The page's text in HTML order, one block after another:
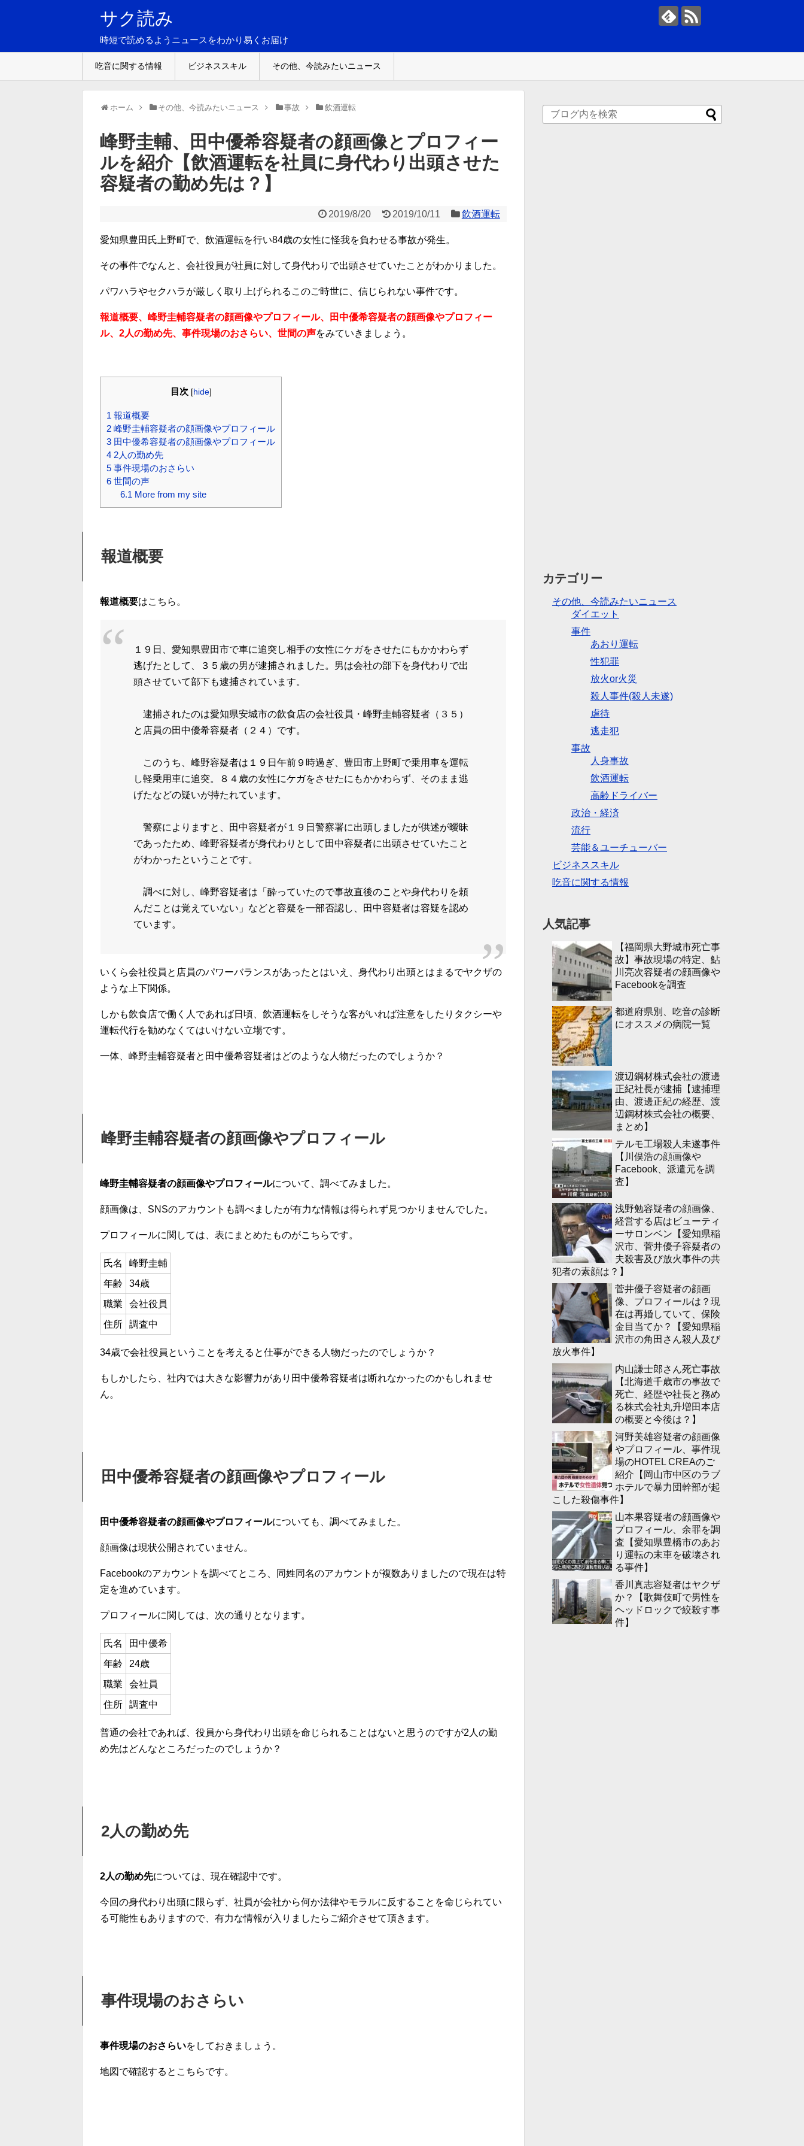
サク読み
時短で読めるようニュースをわかり易くお届け
吃音に関する情報 ビジネススキル その他、今読みたいニュース
ホーム その他、今読みたいニュース 事故 飲酒運転
峰野圭輔、田中優希容疑者の顔画像とプロフィー
ルを紹介【飲酒運転を社員に身代わり出頭させた
容疑者の勤め先は？】
2019/8/20 2019/10/11 飲酒運転
愛知県豊田氏上野町で、飲酒運転を行い84歳の女性に怪我を負わせる事故が発生。
その事件でなんと、会社役員が社員に対して身代わりで出頭させていたことがわかりました。
パワハラやセクハラが厳しく取り上げられるこのご時世に、信じられない事件です。
報道概要、峰野圭輔容疑者の顔画像やプロフィール、田中優希容疑者の顔画像やプロフィー
ル、2人の勤め先、事件現場のおさらい、世間の声をみていきましょう。
目次 [hide]
1 報道概要
2 峰野圭輔容疑者の顔画像やプロフィール
3 田中優希容疑者の顔画像やプロフィール
4 2人の勤め先
5 事件現場のおさらい
6 世間の声
6.1 More from my site
報道概要
報道概要はこちら。
１９日、愛知県豊田市で車に追突し相手の女性にケガをさせたにもかかわらず
逃げたとして、３５歳の男が逮捕されました。男は会社の部下を身代わりで出
頭させていて部下も逮捕されています。
逮捕されたのは愛知県安城市の飲食店の会社役員・峰野圭輔容疑者（３５）
と店員の田中優希容疑者（２４）です。
このうち、峰野容疑者は１９日午前９時過ぎ、豊田市上野町で乗用車を運転
し軽乗用車に追突。８４歳の女性にケガをさせたにもかかわらず、そのまま逃
げたなどの疑いが持たれています。
警察によりますと、田中容疑者が１９日警察署に出頭しましたが供述が曖昧
であったため、峰野容疑者が身代わりとして田中容疑者に出頭させていたこと
がわかったということです。
調べに対し、峰野容疑者は「酔っていたので事故直後のことや身代わりを頼
んだことは覚えていない」などと容疑を一部否認し、田中容疑者は容疑を認め
ています。
いくら会社役員と店員のパワーバランスがあったとはいえ、身代わり出頭とはまるでヤクザの
ような上下関係。
しかも飲食店で働く人であれば日頃、飲酒運転をしそうな客がいれば注意をしたりタクシーや
運転代行を勧めなくてはいけない立場です。
一体、峰野圭輔容疑者と田中優希容疑者はどのような人物だったのでしょうか？
峰野圭輔容疑者の顔画像やプロフィール
峰野圭輔容疑者の顔画像やプロフィールについて、調べてみました。
顔画像は、SNSのアカウントも調べましたが有力な情報は得られず見つかりませんでした。
プロフィールに関しては、表にまとめたものがこちらです。
氏名
峰野圭輔
年齢
34歳
職業
会社役員
住所
調査中
34歳で会社役員ということを考えると仕事ができる人物だったのでしょうか？
もしかしたら、社内では大きな影響力があり田中優希容疑者は断れなかったのかもしれませ
ん。
田中優希容疑者の顔画像やプロフィール
田中優希容疑者の顔画像やプロフィールについても、調べてみました。
顔画像は現状公開されていません。
Facebookのアカウントを調べてところ、同姓同名のアカウントが複数ありましたので現在は特
定を進めています。
プロフィールに関しては、次の通りとなります。
氏名
田中優希
年齢
24歳
職業
会社員
住所
調査中
普通の会社であれば、役員から身代わり出頭を命じられることはないと思うのですが2人の勤
め先はどんなところだったのでしょうか？
2人の勤め先
2人の勤め先については、現在確認中です。
今回の身代わり出頭に限らず、社員が会社から何か法律やモラルに反することを命じられてい
る可能性もありますので、有力な情報が入りましたらご紹介させて頂きます。
事件現場のおさらい
事件現場のおさらいをしておきましょう。
地図で確認するとこちらです。
カテゴリー
その他、今読みたいニュース
ダイエット
事件
あおり運転
性犯罪
放火or火災
殺人事件(殺人未遂)
虐待
逃走犯
事故
人身事故
飲酒運転
高齢ドライバー
政治・経済
流行
芸能＆ユーチューバー
ビジネススキル
吃音に関する情報
人気記事
【福岡県大野城市死亡事
故】事故現場の特定、鮎
川亮次容疑者の顔画像や
Facebookを調査
都道府県別、吃音の診断
にオススメの病院一覧
渡辺鋼材株式会社の渡邊
正紀社長が逮捕【逮捕理
由、渡邊正紀の経歴、渡
辺鋼材株式会社の概要、
まとめ】
テルモ工場殺人未遂事件
【川俣浩の顔画像や
Facebook、派遣元を調
査】
浅野勉容疑者の顔画像、
経営する店はビューティ
ーサロンベン【愛知県稲
沢市、菅井優子容疑者の
夫殺害及び放火事件の共
犯者の素顔は？】
菅井優子容疑者の顔画
像、プロフィールは？現
在は再婚していて、保険
金目当てか？【愛知県稲
沢市の角田さん殺人及び
放火事件】
内山謙士郎さん死亡事故
【北海道千歳市の事故で
死亡、経歴や社長と務め
る株式会社丸升増田本店
の概要と今後は？】
河野美雄容疑者の顔画像
やプロフィール、事件現
場のHOTEL CREAのご
紹介【岡山市中区のラブ
ホテルで暴力団幹部が起
こした殺傷事件】
山本果容疑者の顔画像や
プロフィール、余罪を調
査【愛知県豊橋市のあお
り運転の末車を破壊され
る事件】
香川真志容疑者はヤクザ
か？【歌舞伎町で男性を
ヘッドロックで絞殺す事
件】